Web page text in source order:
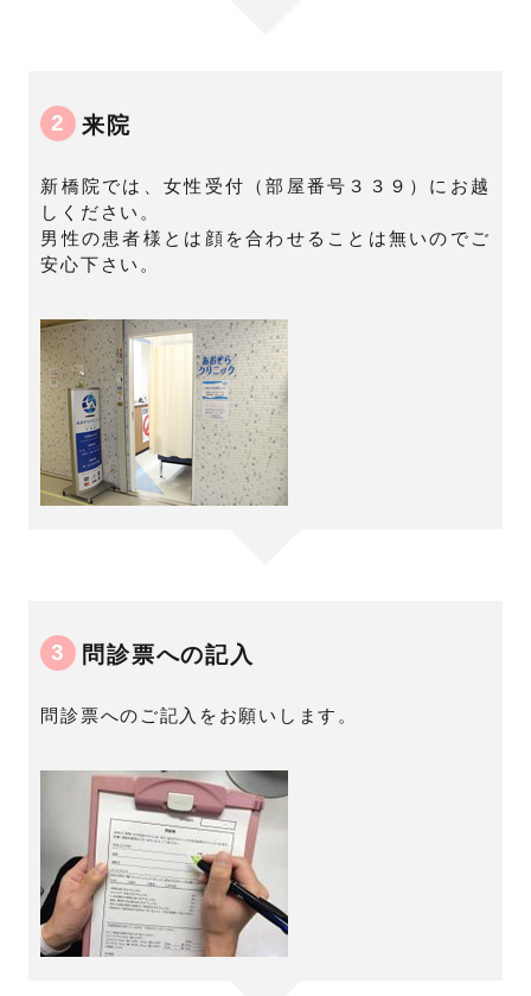
2 来院
新橋院では、女性受付（部屋番号３３９）にお越
しください。
男性の患者様とは顔を合わせることは無いのでご
安心下さい。
3 問診票への記入
問診票へのご記入をお願いします。